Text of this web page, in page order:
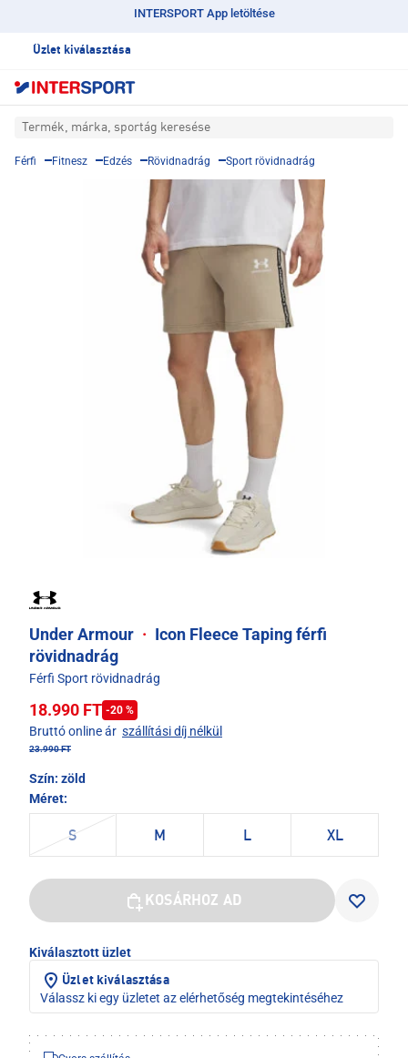
INTERSPORT App letöltése
Üzlet kiválasztása
Termék, márka, sportág keresése
Férfi Fitnesz Edzés Rövidnadrág Sport rövidnadrág
Under Armour · Icon Fleece Taping férfi
rövidnadrág
Férfi Sport rövidnadrág
18.990 FT -20 %
Bruttó online ár szállítási díj nélkül
23.990 FT
Szín: zöld
Méret:
S M L XL
KOSÁRHOZ AD
Kiválasztott üzlet
Üzlet kiválasztása
Válassz ki egy üzletet az elérhetőség megtekintéséhez